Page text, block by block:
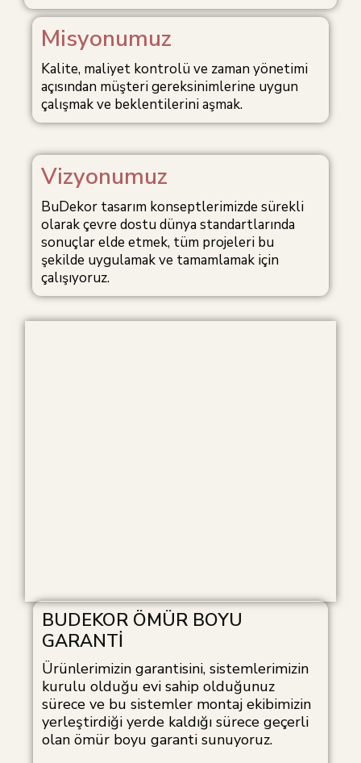
Misyonumuz
Kalite, maliyet kontrolü ve zaman yönetimi
açısından müşteri gereksinimlerine uygun
çalışmak ve beklentilerini aşmak.
Vizyonumuz
BuDekor tasarım konseptlerimizde sürekli
olarak çevre dostu dünya standartlarında
sonuçlar elde etmek, tüm projeleri bu
şekilde uygulamak ve tamamlamak için
çalışıyoruz.
BUDEKOR ÖMÜR BOYU
GARANTİ
Ürünlerimizin garantisini, sistemlerimizin
kurulu olduğu evi sahip olduğunuz
sürece ve bu sistemler montaj ekibimizin
yerleştirdiği yerde kaldığı sürece geçerli
olan ömür boyu garanti sunuyoruz.